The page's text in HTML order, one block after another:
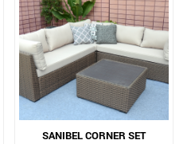
SANIBEL CORNER SET